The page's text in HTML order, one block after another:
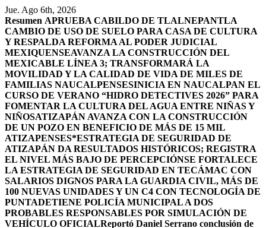
Saltar
al
contenido
Jue. Ago 6th, 2026
Resumen APRUEBA CABILDO DE TLALNEPANTLA
CAMBIO DE USO DE SUELO PARA CASA DE CULTURA
Y RESPALDA REFORMA AL PODER JUDICIAL
MEXIQUENSEAVANZA LA CONSTRUCCIÓN DEL
MEXICABLE LÍNEA 3; TRANSFORMARÁ LA
MOVILIDAD Y LA CALIDAD DE VIDA DE MILES DE
FAMILIAS NAUCALPENSESINICIA EN NAUCALPAN EL
CURSO DE VERANO “HIDRO DETECTIVES 2026” PARA
FOMENTAR LA CULTURA DEL AGUA ENTRE NIÑAS Y
NIÑOSATIZAPÁN AVANZA CON LA CONSTRUCCIÓN
DE UN POZO EN BENEFICIO DE MÁS DE 15 MIL
ATIZAPENSES*ESTRATEGIA DE SEGURIDAD DE
ATIZAPÁN DA RESULTADOS HISTÓRICOS; REGISTRA
EL NIVEL MÁS BAJO DE PERCEPCIÓNSE FORTALECE
LA ESTRATEGIA DE SEGURIDAD EN TECÁMAC CON
SALARIOS DIGNOS PARA LA GUARDIA CIVIL, MÁS DE
100 NUEVAS UNIDADES Y UN C4 CON TECNOLOGÍA DE
PUNTADETIENE POLICÍA MUNICIPAL A DOS
PROBABLES RESPONSABLES POR SIMULACIÓN DE
VEHÍCULO OFICIALReportó Daniel Serrano conclusión de